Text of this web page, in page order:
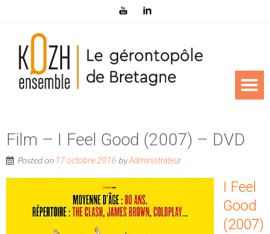
Film – I Feel Good (2007) – DVD
Posted on 17 octobre 2016 byAdministrateur
I Feel
Good
(2007)